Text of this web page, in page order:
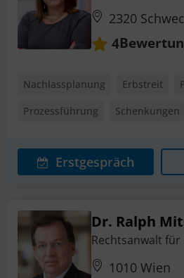
2320
4
Nachlassplanung Erbstreit
Prozessführung
Schenkungen
Erstgespräch
Dr. Ralph
Rechtsanwalt
1010 Wien